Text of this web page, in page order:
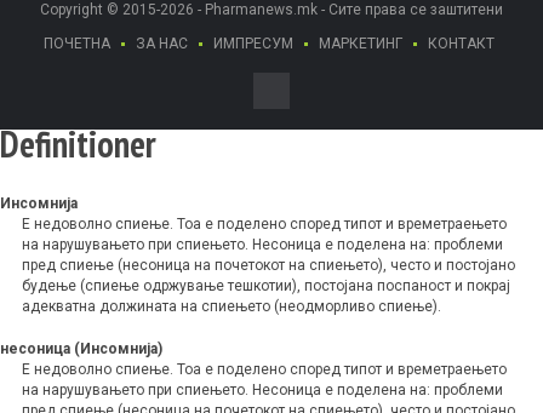
Copyright © 2015-2026 - Pharmanews.mk - Сите права се заштитени
ПОЧЕТНА
ЗА НАС ИМПРЕСУМ МАРКЕТИНГ КОНТАКТ
Definitioner
Инсомнија
Е недоволно спиење. Тоа е поделено според типот и времетраењето
на нарушувањето при спиењето. Несоница е поделена на: проблеми
пред спиење (несоница на почетокот на спиењето), често и постојано
будење (спиење одржување тешкотии), постојана поспаност и покрај
адекватна должината на спиењето (неодморливо спиење).
несоница (Инсомнија)
Е недоволно спиење. Тоа е поделено според типот и времетраењето
на нарушувањето при спиењето. Несоница е поделена на: проблеми